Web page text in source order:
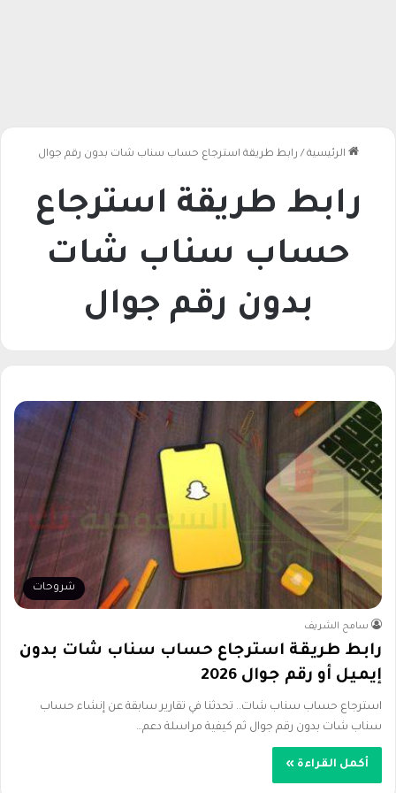
الرئيسية / رابط طريقة استرجاع حساب سناب شات بدون رقم جوال
رابط طريقة استرجاع
حساب سناب شات
بدون رقم جوال
شروحات
سامح الشريف
رابط طريقة استرجاع حساب سناب شات بدون
إيميل أو رقم جوال 2026
استرجاع حساب سناب شات.. تحدثنا في تقارير سابقة عن إنشاء حساب
سناب شات بدون رقم جوال ثم كيفية مراسلة دعم…
أكمل القراءة »